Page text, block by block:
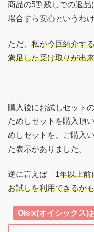
商品の5割残しでの返
場合すら安心というわけ
ただ、 私が今回紹介す
満足した受け取りが出
購入後にお試しセット
ためしセットを購入頂
めしセットを、ご購入
た表示がありました。
逆に言えば「 1年以上前
お試しを利用できるかも
Oisix(オイシックス)